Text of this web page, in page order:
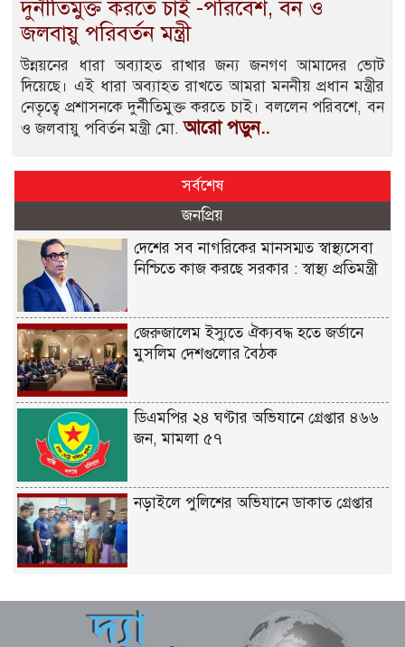
দুর্নীতিমুক্ত করতে চাই -পরিবেশ, বন ও
জলবায়ু পরিবর্তন মন্ত্রী
উন্নয়নের ধারা অব্যাহত রাখার জন্য জনগণ আমাদের ভোট
দিয়েছে। এই ধারা অব্যাহত রাখতে আমরা মননীয় প্রধান মন্ত্রীর
নেতৃত্বে প্রশাসনকে দুর্নীতিমুক্ত করতে চাই। বললেন পরিবশে, বন
ও জলবায়ু পবির্তন মন্ত্রী মো.আরো পড়ুন..
সর্বশেষ
জনপ্রিয়
দেশের সব নাগরিকের মানসম্মত স্বাস্থ্যসেবা
নিশ্চিতে কাজ করছে সরকার : স্বাস্থ্য প্রতিমন্ত্রী
জেরুজালেম ইস্যুতে ঐক্যবদ্ধ হতে জর্ডানে
মুসলিম দেশগুলোর বৈঠক
ডিএমপির ২৪ ঘণ্টার অভিযানে গ্রেপ্তার ৪৬৬
জন, মামলা ৫৭
নড়াইলে পুলিশের অভিযানে ডাকাত গ্রেপ্তার
সংখ্যালঘু তিন পরিবার